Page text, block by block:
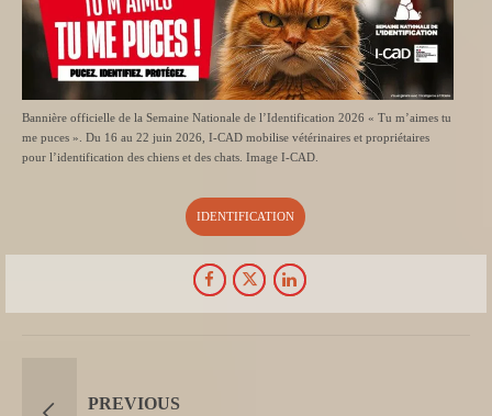
Bannière officielle de la Semaine Nationale de l’Identification 2026 « Tu m’aimes tu
me puces ». Du 16 au 22 juin 2026, I-CAD mobilise vétérinaires et propriétaires
pour l’identification des chiens et des chats. Image I-CAD.
IDENTIFICATION
PREVIOUS